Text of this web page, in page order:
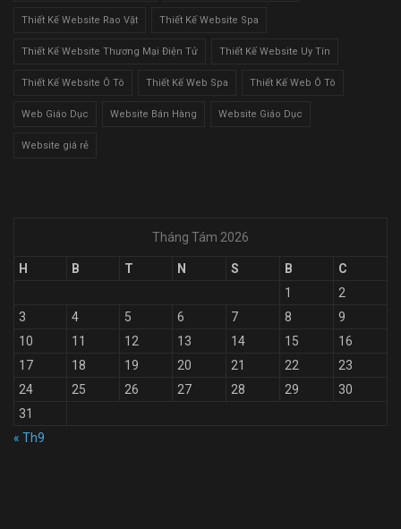
Thiết Kế Website Rao Vặt Thiết Kế Website Spa
Thiết Kế Website Thương Mại Điện Tử Thiết Kế Website Uy Tín
Thiết Kế Website Ô Tô Thiết Kế Web Spa Thiết Kế Web Ô Tô
Web Giáo Dục Website Bán Hàng Website Giáo Dục
Website giá rẻ
Tháng Tám 2026
H B T N S B
C
1
2
3
4 5 6 7 8
9
10
11 12 13 14 15
16
17
18 19 20 21 22
23
24
25 26 27 28 29
30
31
« Th9